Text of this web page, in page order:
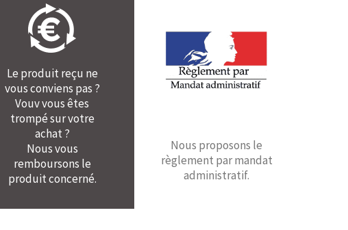
Le produit reçu ne
vous conviens pas ?
Vouv vous êtes
trompé sur votre
achat ?
Nous vous
remboursons le
produit concerné.
Nous proposons le
règlement par mandat
administratif.